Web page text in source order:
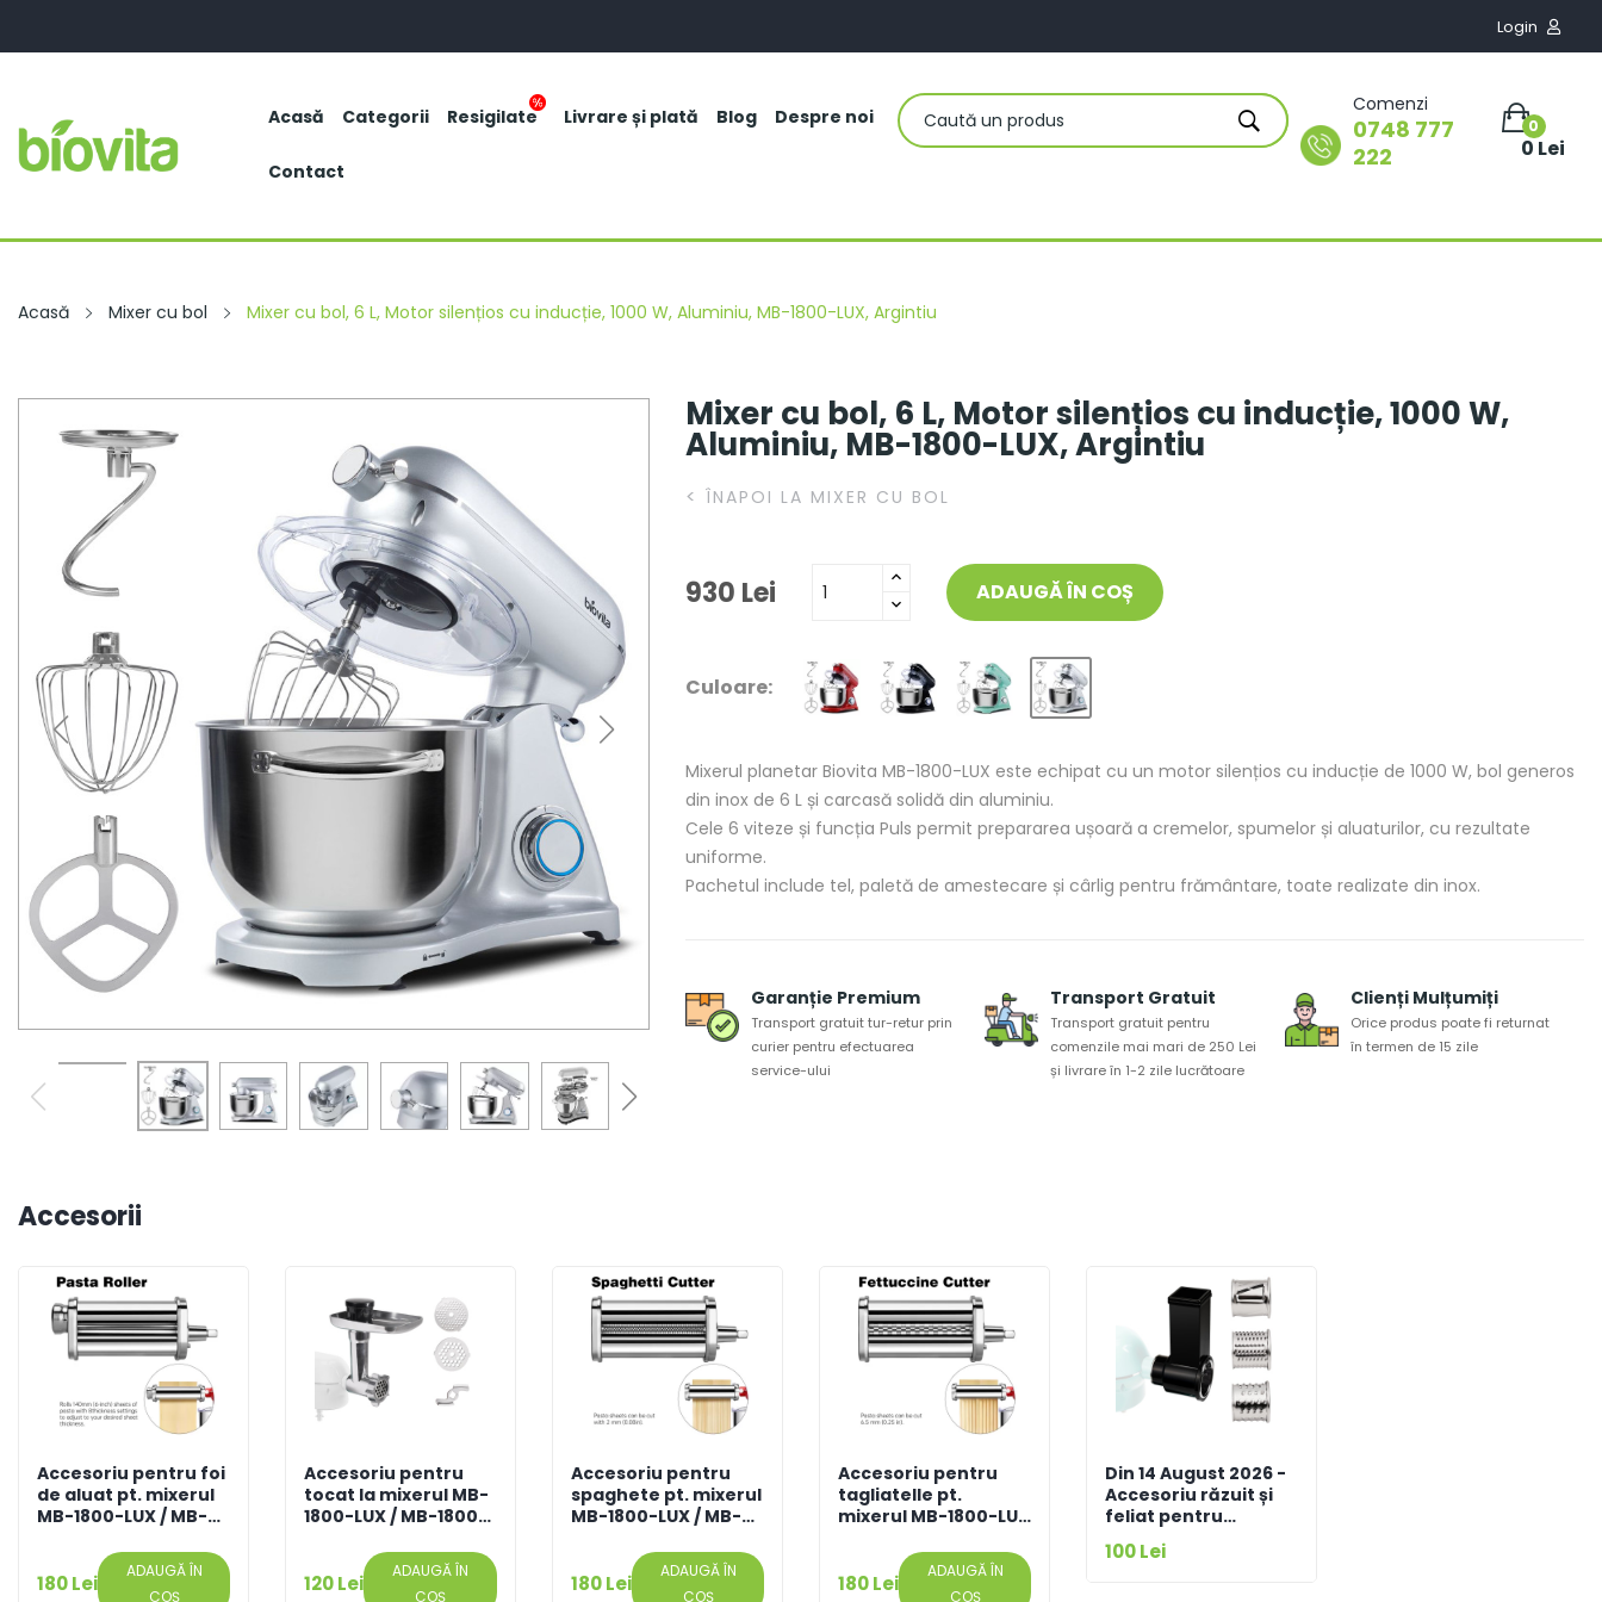
Login 
Acasă Categorii Resigilate Livrare și plată Blog Despre noi
Contact
0
0 Lei
Comenzi
0748 777
222
Acasă Mixer cu bol Mixer cu bol, 6 L, Motor silențios cu inducție, 1000 W, Aluminiu, MB-1800-LUX, Argintiu
Mixer cu bol, 6 L, Motor silențios cu inducție, 1000 W,
Aluminiu, MB-1800-LUX, Argintiu
< ÎNAPOI LA MIXER CU BOL
930 Lei ADAUGĂ ÎN COȘ
Culoare:
Mixerul planetar Biovita MB-1800-LUX este echipat cu un motor silențios cu inducție de 1000 W, bol generos
din inox de 6 L și carcasă solidă din aluminiu.
Cele 6 viteze și funcția Puls permit prepararea ușoară a cremelor, spumelor și aluaturilor, cu rezultate
uniforme.
Pachetul include tel, paletă de amestecare și cârlig pentru frământare, toate realizate din inox.
Garanție Premium
Transport gratuit tur-retur prin
curier pentru efectuarea
service-ului
Transport Gratuit
Transport gratuit pentru
comenzile mai mari de 250 Lei
și livrare în 1-2 zile lucrătoare
Clienți Mulțumiți
Orice produs poate fi returnat
în termen de 15 zile
Accesorii
Accesoriu pentru foi
de aluat pt. mixerul
MB-1800-LUX / MB-
180 Lei
ADAUGĂ ÎN
COȘ
Accesoriu pentru
tocat la mixerul MB-
1800-LUX / MB-1800-
120 Lei
ADAUGĂ ÎN
COȘ
Accesoriu pentru
spaghete pt. mixerul
MB-1800-LUX / MB-
180 Lei
ADAUGĂ ÎN
COȘ
Accesoriu pentru
tagliatelle pt.
mixerul MB-1800-LUX
180 Lei
ADAUGĂ ÎN
COȘ
Din 14 August 2026 -
Accesoriu răzuit și
feliat pentru
mixerele MB-1800-
NOVA / MB-1800-LUX
100 Lei